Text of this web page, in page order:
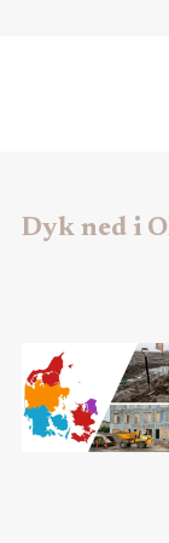
Dyk ned i